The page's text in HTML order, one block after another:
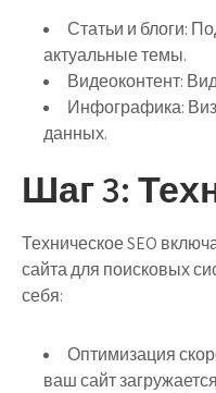
Статьи и блоги:
актуальные темы.
Видеоконтент:
Инфографика:
данных.
Шаг 3:
Техническое SEO
сайта для поисковых
себя:
Оптимизация
ваш сайт